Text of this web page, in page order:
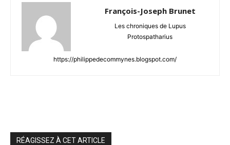
François-Joseph Brunet
Les chroniques de Lupus
Protospatharius
https://philippedecommynes.blogspot.com/
RÉAGISSEZ À CET ARTICLE